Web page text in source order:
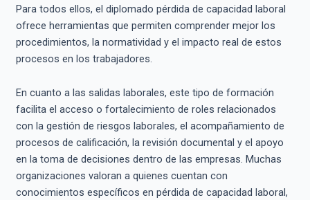
Para todos ellos, el diplomado pérdida de capacidad laboral
ofrece herramientas que permiten comprender mejor los
procedimientos, la normatividad y el impacto real de estos
procesos en los trabajadores.
En cuanto a las salidas laborales, este tipo de formación
facilita el acceso o fortalecimiento de roles relacionados
con la gestión de riesgos laborales, el acompañamiento de
procesos de calificación, la revisión documental y el apoyo
en la toma de decisiones dentro de las empresas. Muchas
organizaciones valoran a quienes cuentan con
conocimientos específicos en pérdida de capacidad laboral,